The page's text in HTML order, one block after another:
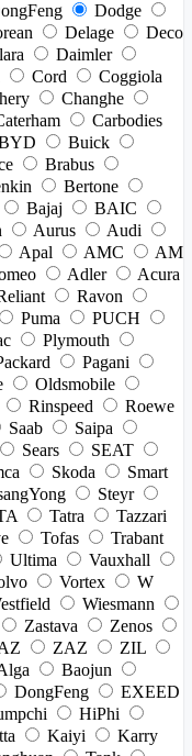
Dodge
Delage
Deco
Daimler
Cord
Coggiola
Changhe
Carbodies
Buick
Brabus
Bertone
Bajaj
BAIC
Aurus
Audi
Apal AMC
AM
Adler
Acura
Ravon
Puma
PUCH
Plymouth
Pagani
Oldsmobile
Rinspeed
Roewe
Saab
Saipa
Sears
SEAT
Skoda
Smart
Steyr
Tatra
Tazzari
Tofas
Trabant
Ultima
Vauxhall
Vortex
W
Wiesmann
Zastava
Zenos
ZAZ
ZIL
Baojun
DongFeng
EXEED
HiPhi
Kaiyi
Karry